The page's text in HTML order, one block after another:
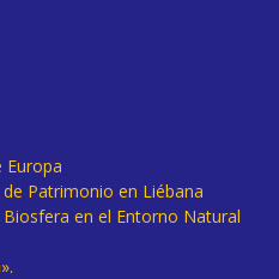
Europa
Patrimonio en Liébana
en el Entorno Natural